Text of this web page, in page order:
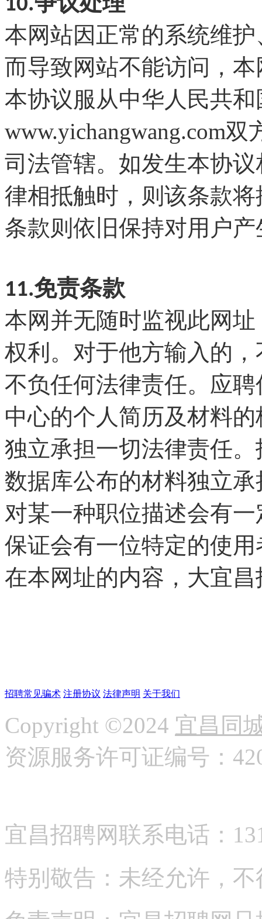
10.争议处理
本网站因正常的系统维
而导致网站不能访问，
本协议服从中华人民共
www.yichangwang.com双
司法管辖。如发生本协
律相抵触时，则该条款
条款则依旧保持对用户
11.免责条款
本网并无随时监视此网
权利。对于他方输入的
不负任何法律责任。应
中心的个人简历及材料
独立承担一切法律责任
数据库公布的材料独立
对某一种职位描述会有
保证会有一位特定的使
在本网址的内容，大宜
招聘常见骗术 注册协议 法律声明 关于我们
Copyright ©2024 宜昌同
资源服务许可证编号：
宜昌招聘网联系电话：
特别敬告：未经允许，